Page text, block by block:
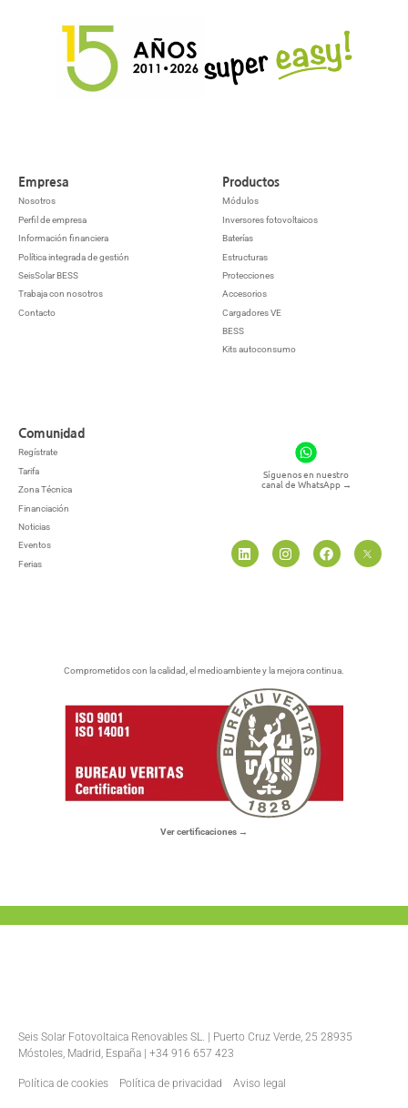
Empresa
Nosotros
Perfil de empresa
Información financiera
Política integrada de gestión
SeisSolar BESS
Trabaja con nosotros
Contacto
Productos
Módulos
Inversores fotovoltaicos
Baterías
Estructuras
Protecciones
Accesorios
Cargadores VE
BESS
Kits autoconsumo
Comunidad
Regístrate
Tarifa
Zona Técnica
Financiación
Noticias
Eventos
Ferias
Síguenos en nuestro
canal de WhatsApp →
Comprometidos con la calidad, el medioambiente y la mejora continua.
Ver certificaciones →
Seis Solar Fotovoltaica Renovables SL. | Puerto Cruz Verde, 25 28935
Móstoles, Madrid, España | +34 916 657 423
Política de cookies Política de privacidad Aviso legal